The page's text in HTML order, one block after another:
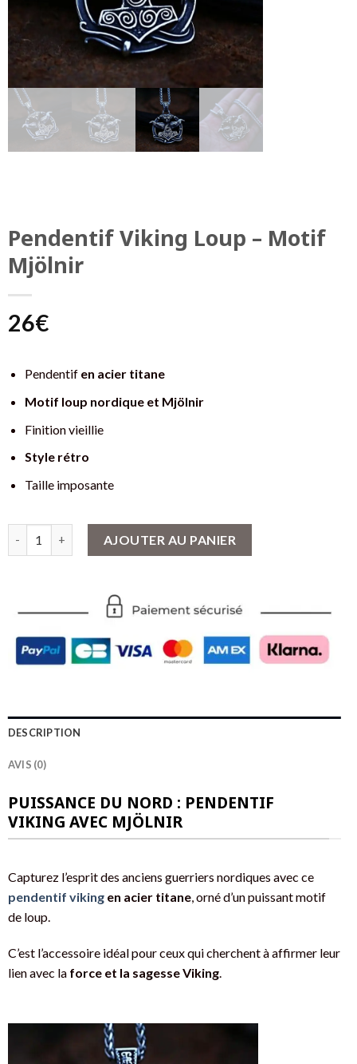
Pendentif Viking Loup – Motif
Mjölnir
26€
Pendentif en acier titane
Motif loup nordique et Mjölnir
Finition vieillie
Style rétro
Taille imposante
AJOUTER AU PANIER
DESCRIPTION
AVIS (0)
PUISSANCE DU NORD : PENDENTIF
VIKING AVEC MJÖLNIR
Capturez l’esprit des anciens guerriers nordiques avec ce
pendentif vikingen acier titane, orné d’un puissant motif
de loup.
C’est l’accessoire idéal pour ceux qui cherchent à affirmer leur
lien avec la force et la sagesse Viking.